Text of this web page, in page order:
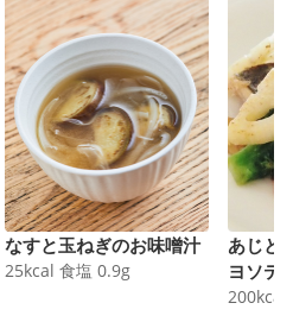
なすと玉ねぎのお味噌汁
25kcal 食塩 0.9g
あじと
ヨソテ
200kcal